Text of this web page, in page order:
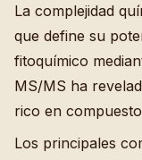
La complejidad
que define su
fitoquímico
MS/MS ha
rico en
Los principales